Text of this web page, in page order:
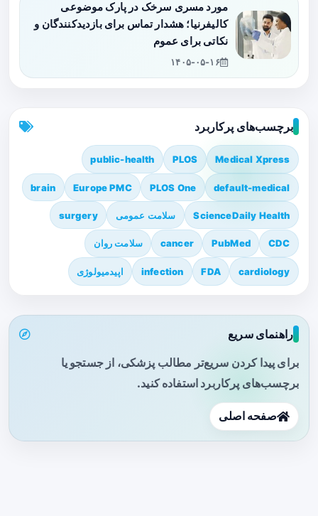
مورد مسری سرخک در پارک موضوعی
کالیفرنیا؛ هشدار تماس برای بازدیدکنندگان و
نکاتی برای عموم
۱۴۰۵-۰۵-۱۶
برچسب‌های پرکاربرد
Medical Xpress
PLOS
public-health
default-medical
PLOS One
Europe PMC
brain
ScienceDaily Health سلامت عمومی surgery
CDC
PubMed
cancer سلامت روان
cardiology
FDA
infection اپیدمیولوژی
راهنمای سریع
برای پیدا کردن سریع‌تر مطالب پزشکی، از جستجو یا
برچسب‌های پرکاربرد استفاده کنید.
صفحه اصلی